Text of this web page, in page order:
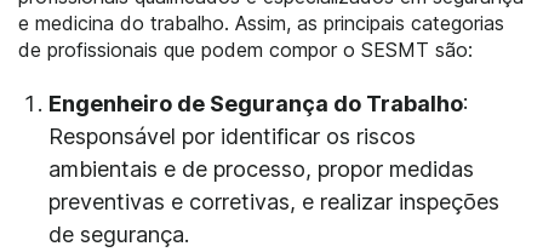
e medicina do trabalho. Assim, as principais categorias
de profissionais que podem compor o SESMT são:
Engenheiro de Segurança do Trabalho:
Responsável por identificar os riscos
ambientais e de processo, propor medidas
preventivas e corretivas, e realizar inspeções
de segurança.